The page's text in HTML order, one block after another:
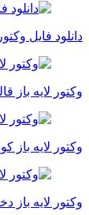
دانلود فایل
وکتور لایه باز
وکتور لایه باز
وکتور لایه باز